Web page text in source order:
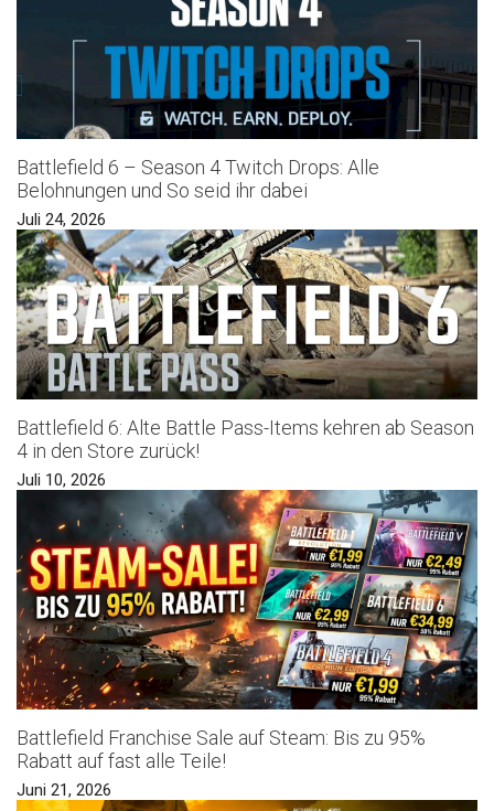
Battlefield 6 – Season 4 Twitch Drops: Alle
Belohnungen und So seid ihr dabei
Juli 24, 2026
Battlefield 6: Alte Battle Pass-Items kehren ab Season
4 in den Store zurück!
Juli 10, 2026
Battlefield Franchise Sale auf Steam: Bis zu 95%
Rabatt auf fast alle Teile!
Juni 21, 2026